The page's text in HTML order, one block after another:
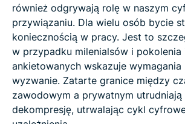
również odgrywają rolę w naszym
przywiązaniu. Dla wielu osób bycie
koniecznością w pracy. Jest to
w przypadku milenialsów i pokolenia
ankietowanych wskazuje
wyzwanie. Zatarte granice między
zawodowym a prywatnym utrudniają
dekompresję, utrwalając cykl